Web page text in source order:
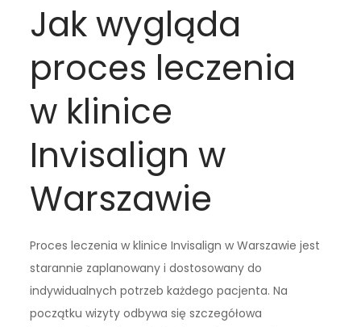
Jak wygląda
proces leczenia
w klinice
Invisalign w
Warszawie
Proces leczenia w klinice Invisalign w Warszawie jest
starannie zaplanowany i dostosowany do
indywidualnych potrzeb każdego pacjenta. Na
początku wizyty odbywa się szczegółowa